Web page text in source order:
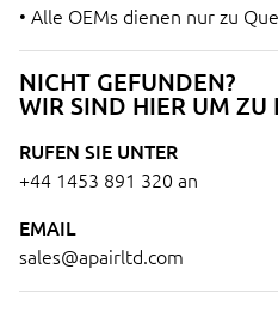
NICHT GEFUNDEN?
WIR SIND HIER UM ZU
RUFEN SIE UNTER
+44 1453 891 320 an
EMAIL
sales@apairltd.com
• Alle OEMs dienen nur zu